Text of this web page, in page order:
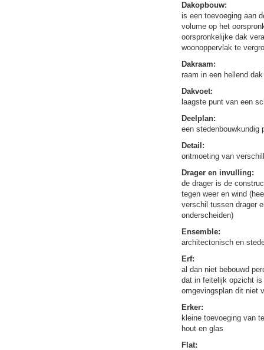
Dakopbouw:
is een toevoeging aan
volume op het
oorspronkelijke dak
woonoppervlak te
Dakraam:
raam in een hellend dak
Dakvoet:
laagste punt van een
Deelplan:
een stedenbouwkundig
Detail:
ontmoeting van
Drager en invulling:
de drager is de
tegen weer en wind
verschil tussen drager
onderscheiden)
Ensemble:
architectonisch en
Erf:
al dan niet bebouwd
dat in feitelijk opzicht is
omgevingsplan dit niet
Erker:
kleine toevoeging van
hout en glas
Flat: